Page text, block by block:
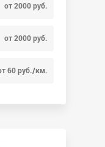
от 2000 руб.
от 2000 руб.
60 руб./км.